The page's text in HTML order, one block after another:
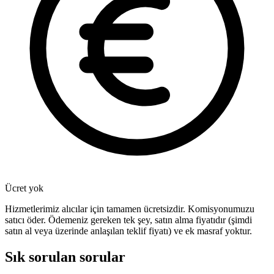
Ücret yok
Hizmetlerimiz alıcılar için tamamen ücretsizdir. Komisyonumuzu
satıcı öder. Ödemeniz gereken tek şey, satın alma fiyatıdır (şimdi
satın al veya üzerinde anlaşılan teklif fiyatı) ve ek masraf yoktur.
Sık sorulan sorular